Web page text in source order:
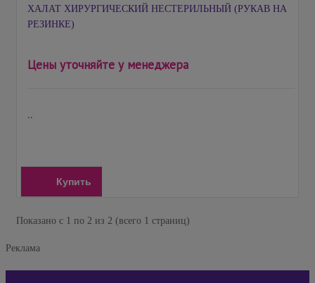
ХАЛАТ ХИРУРГИЧЕСКИЙ НЕСТЕРИЛЬНЫЙ (РУКАВ НА
РЕЗИНКЕ)
Цены уточняйте у менеджера
..
Купить
Показано с 1 по 2 из 2 (всего 1 страниц)
Реклама